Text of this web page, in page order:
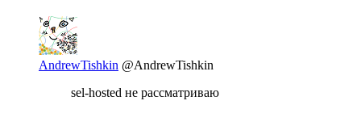
AndrewTishkin @AndrewTishkin
sel-hosted не рассматриваю